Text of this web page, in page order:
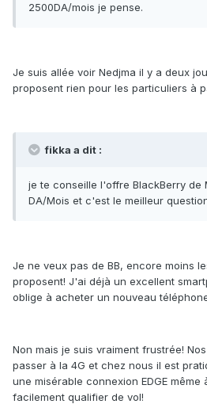
2500DA/mois je pense.
Je suis allée voir Nedjma il y a deux
proposent rien pour les particuliers à
fikka a dit :
je te conseille l'offre BlackBerry de
DA/Mois et c'est le meilleur
Je ne veux pas de BB, encore moins
proposent! J'ai déjà un excellent
oblige à acheter un nouveau
Non mais je suis vraiment frustrée!
passer à la 4G et chez nous il est
une misérable connexion EDGE
facilement qualifier de vol!